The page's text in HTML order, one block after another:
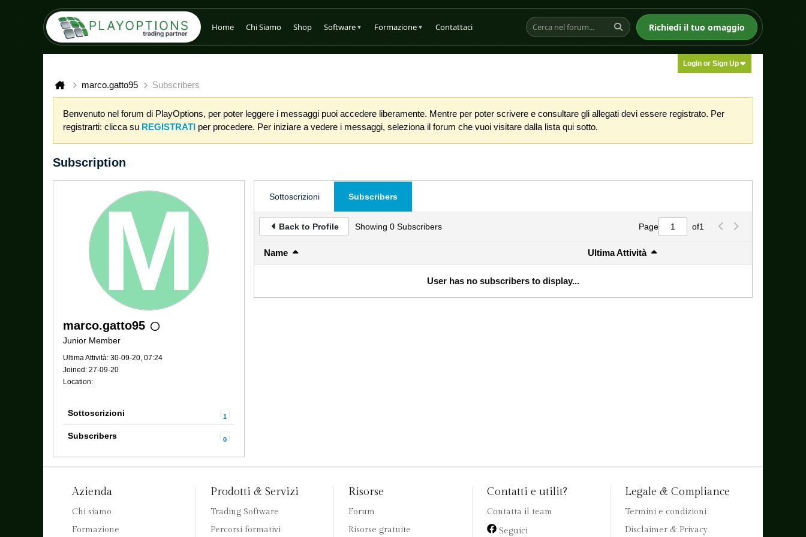
Home Chi Siamo Shop Software ▼ Formazione ▼ Contattaci Richiedi il tuo omaggio
Login or Sign Up
marco.gatto95 Subscribers
Benvenuto nel forum di PlayOptions, per poter leggere i messaggi puoi accedere liberamente. Mentre per poter scrivere e consultare gli allegati devi essere registrato. Per
registrarti: clicca su REGISTRATI per procedere. Per iniziare a vedere i messaggi, seleziona il forum che vuoi visitare dalla lista qui sotto.
Subscription
marco.gatto95
Junior Member
Ultima Attività: 30-09-20, 07:24
Joined: 27-09-20
Location:
Sottoscrizioni 1
Subscribers 0
Sottoscrizioni Subscribers
Back to Profile Showing 0 Subscribers Page of1
Name Ultima Attività
User has no subscribers to display...
Azienda
Chi siamo
Formazione
Prodotti & Servizi
Trading Software
Percorsi formativi
Risorse
Forum
Risorse gratuite
Contatti e utilit?
Contatta il team
Seguici
Legale & Compliance
Termini e condizioni
Disclaimer & Privacy